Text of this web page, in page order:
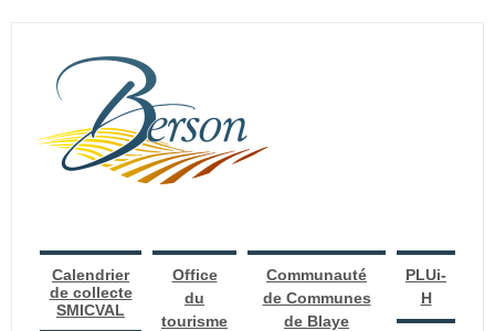
Calendrier
de collecte
SMICVAL
Office
du
tourisme
Communauté
de Communes
de Blaye
PLUi-
H